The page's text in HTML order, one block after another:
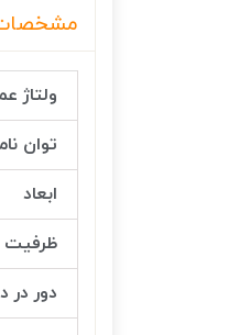
ولتاژ
توان
ابعاد
ظرفیت
دور در